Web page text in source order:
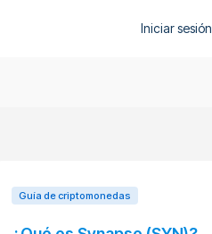
Iniciar sesión
Guía de criptomonedas